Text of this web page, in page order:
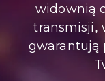
widownią
transmisji,
gwarantują